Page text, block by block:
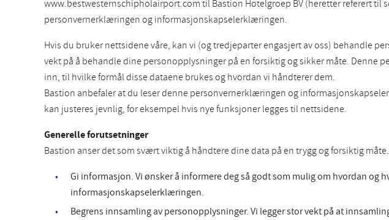
www.bestwesternschipholairport.com til Bastion Hotelgroep BV (heretter referert
personvernerklæringen og informasjonskapselerklæringen.
Hvis du bruker nettsidene våre, kan vi (og tredjeparter engasjert av oss) behandle
vekt på å behandle dine personopplysninger på en forsiktig og sikker måte.
inn, til hvilke formål disse dataene brukes og hvordan vi håndterer dem.
Bastion anbefaler at du leser denne personvernerklæringen og
kan justeres jevnlig, for eksempel hvis nye funksjoner legges til nettsidene.
Generelle forutsetninger
Bastion anser det som svært viktig å håndtere dine data på en trygg og forsiktig
Gi informasjon. Vi ønsker å informere deg så godt som mulig om hvordan
informasjonskapselerklæringen.
Begrens innsamling av personopplysninger. Vi legger stor vekt på at